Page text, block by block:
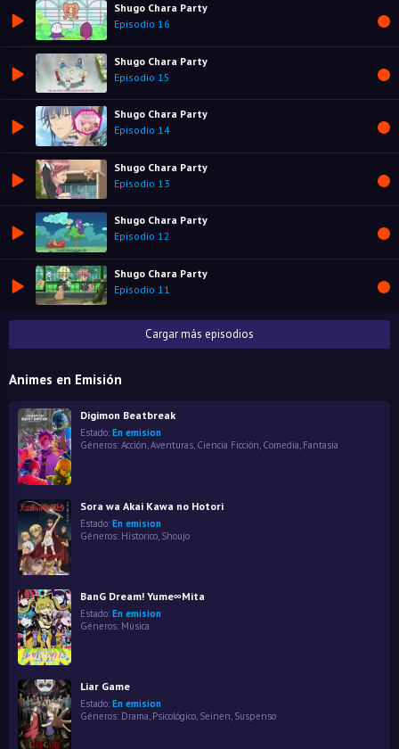
Shugo Chara Party
Episodio 16
Shugo Chara Party
Episodio 15
Shugo Chara Party
Episodio 14
Shugo Chara Party
Episodio 13
Shugo Chara Party
Episodio 12
Shugo Chara Party
Episodio 11
Cargar más episodios
Animes en Emisión
Digimon Beatbreak
Estado: En emision
Géneros: Acción,Aventuras, Ciencia Ficción, Comedia, Fantasía
Sora wa Akai Kawa no Hotori
Estado: En emision
Géneros: Historico Shoujo
BanG Dream! Yume∞Mita
Estado: En emision
Géneros: Música
Liar Game
Estado: En emision
Géneros: Drama, Psicológico, Seinen, Suspenso